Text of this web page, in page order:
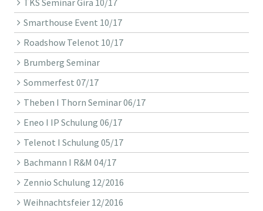
TKS Seminar Gira 10/17
Smarthouse Event 10/17
Roadshow Telenot 10/17
Brumberg Seminar
Sommerfest 07/17
Theben I Thorn Seminar 06/17
Eneo I IP Schulung 06/17
Telenot I Schulung 05/17
Bachmann I R&M 04/17
Zennio Schulung 12/2016
Weihnachtsfeier 12/2016